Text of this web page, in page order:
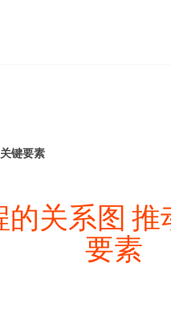
键要素
关系图
要素